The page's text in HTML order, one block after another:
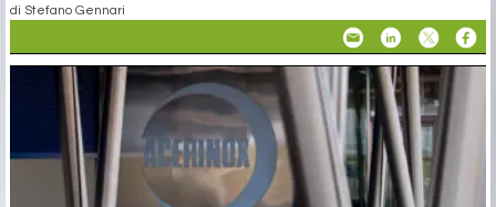
di Stefano Gennari